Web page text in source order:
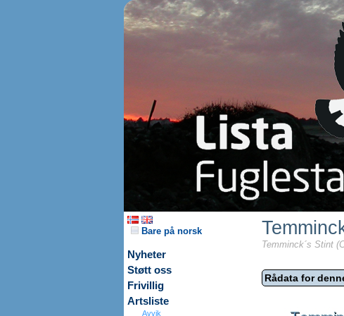
Bare på norsk
Nyheter
Støtt oss
Frivillig
Artsliste
Avvik
Temminck´s Stint
Rådata for